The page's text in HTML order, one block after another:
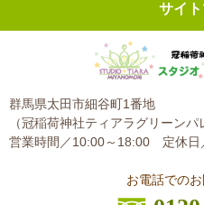
サイ
群馬県太田市細谷町1番地
（冠稲荷神社ティアラグリーンパ
営業時間／10:00～18:00 定休日
お電話での